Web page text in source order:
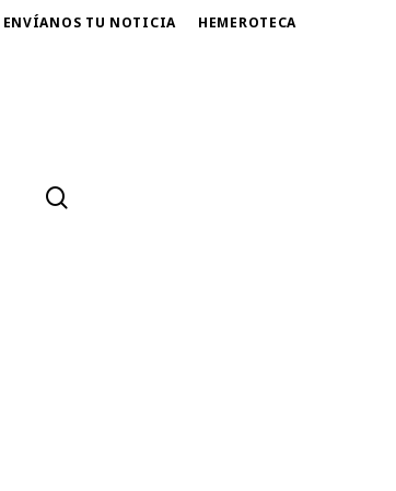
ENVÍANOS TU NOTICIA HEMEROTECA